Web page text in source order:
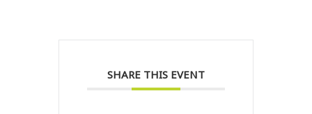
SHARE THIS EVENT